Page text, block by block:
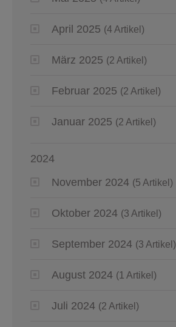
April 2025 (4 Artikel)
März 2025 (2 Artikel)
Februar 2025 (2 Artikel)
Januar 2025 (2 Artikel)
2024
November 2024 (5 Artikel)
Oktober 2024 (3 Artikel)
September 2024 (3 Artikel)
August 2024 (1 Artikel)
Juli 2024 (2 Artikel)